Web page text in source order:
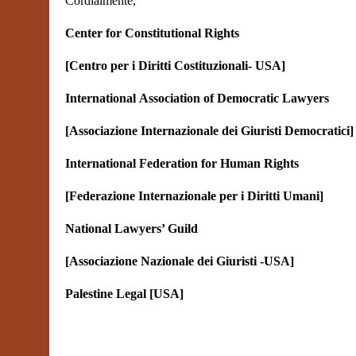
Center for Constitutional Rights
[Centro per i Diritti Costituzionali- USA]
International Association of Democratic Lawyers
[Associazione Internazionale dei Giuristi Democratici]
International Federation for Human Rights
[Federazione Internazionale per i Diritti Umani]
National Lawyers’ Guild
[Associazione Nazionale dei Giuristi -USA]
Palestine Legal [USA]